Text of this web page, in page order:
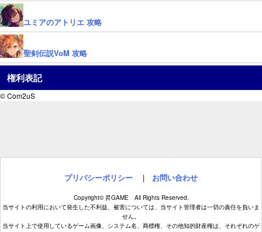
ユミアのアトリエ 攻略
聖剣伝説VoM 攻略
権利表記
© Com2uS
プリバシーポリシー | お問い合わせ
Copyright© 昇GAME All Rights Reserved.
当サイトの利用において発生した不利益、被害については、当サイト管理者は一切の責任を負いま
せん。
当サイト上で使用しているゲーム画像、システム名、商標権、その他知的財産権は、それぞれのゲ